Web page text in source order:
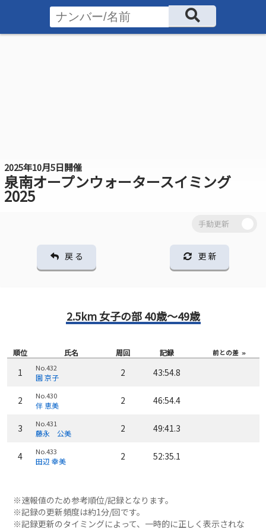
2025年10月5日開催
泉南オープンウォータースイミング
2025
戻 る 更 新
2.5km 女子の部 40歳～49歳
順位 氏名 周回 記録 前との差
1 No.432
園 京子 2 43:54.8
2 No.430
伴 恵美 2 46:54.4
3 No.431
藤永 公美 2 49:41.3
4 No.433
田辺 幸美 2 52:35.1
※速報値のため参考順位/記録となります。
※記録の更新頻度は約1分/回です。
※記録更新のタイミングによって、一時的に正しく表示されな